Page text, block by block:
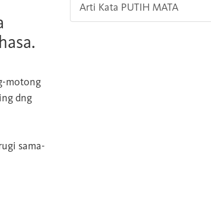
motong
dng
sama-
Arti Kata PUTIH MATA